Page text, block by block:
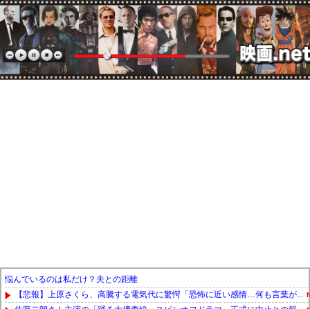
悩んでいるのは私だけ？夫との距離
【悲報】上原さくら、高騰する電気代に驚愕「恐怖に近い感情…何も言葉が...